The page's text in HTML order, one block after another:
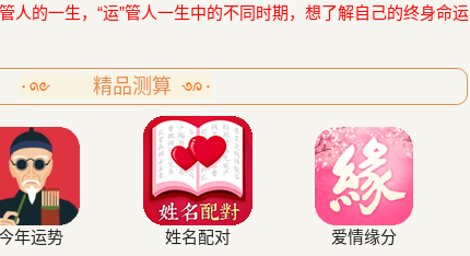
人的一生，“运”管人一生中的不同时期，想了解自己的终身命运
精品测算
年运势 姓名配对 爱情缘分